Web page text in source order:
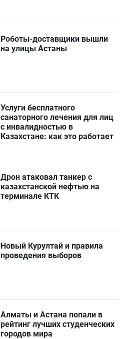
Роботы-доставщики вышли
на улицы Астаны
Услуги бесплатного
санаторного лечения для лиц
с инвалидностью в
Казахстане: как это работает
Дрон атаковал танкер с
казахстанской нефтью на
терминале КТК
Новый Курултай и правила
проведения выборов
Алматы и Астана попали в
рейтинг лучших студенческих
городов мира